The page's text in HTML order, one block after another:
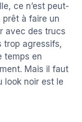
ce n’est peut-
prêt à faire un
avec des trucs
trop agressifs,
temps en
Mais il faut
look noir est le